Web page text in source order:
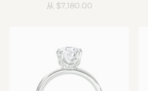
从 $7,180.00